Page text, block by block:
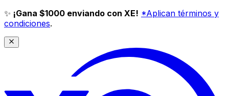
✨ ¡Gana $1000 enviando con XE! *Aplican términos y
condiciones.